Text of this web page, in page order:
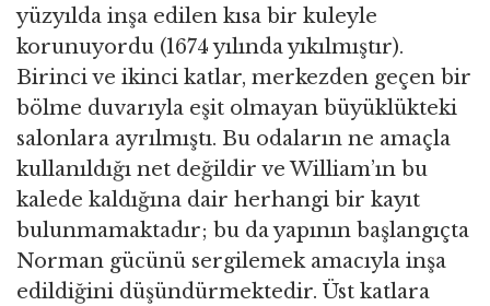
yüzyılda inşa edilen kısa bir kuleyle
korunuyordu (1674 yılında yıkılmıştır).
Birinci ve ikinci katlar, merkezden geçen bir
bölme duvarıyla eşit olmayan büyüklükteki
salonlara ayrılmıştı. Bu odaların ne amaçla
kullanıldığı net değildir ve William’ın bu
kalede kaldığına dair herhangi bir kayıt
bulunmamaktadır; bu da yapının başlangıçta
Norman gücünü sergilemek amacıyla inşa
edildiğini düşündürmektedir. Üst katlara